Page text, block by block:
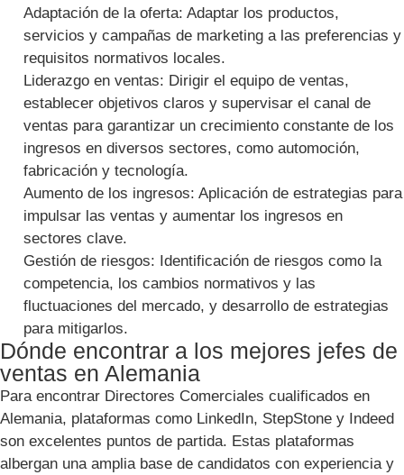
Adaptación de la oferta: Adaptar los productos,
servicios y campañas de marketing a las preferencias y
requisitos normativos locales.
Liderazgo en ventas: Dirigir el equipo de ventas,
establecer objetivos claros y supervisar el canal de
ventas para garantizar un crecimiento constante de los
ingresos en diversos sectores, como automoción,
fabricación y tecnología.
Aumento de los ingresos: Aplicación de estrategias para
impulsar las ventas y aumentar los ingresos en
sectores clave.
Gestión de riesgos: Identificación de riesgos como la
competencia, los cambios normativos y las
fluctuaciones del mercado, y desarrollo de estrategias
para mitigarlos.
Dónde encontrar a los mejores jefes de
ventas en Alemania
Para encontrar Directores Comerciales cualificados en
Alemania, plataformas como LinkedIn, StepStone y Indeed
son excelentes puntos de partida. Estas plataformas
albergan una amplia base de candidatos con experiencia y